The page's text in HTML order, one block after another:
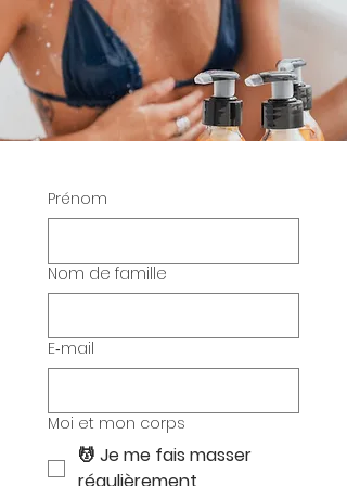
Prénom
Nom de famille
E‑mail
Moi et mon corps
💆 Je me fais masser